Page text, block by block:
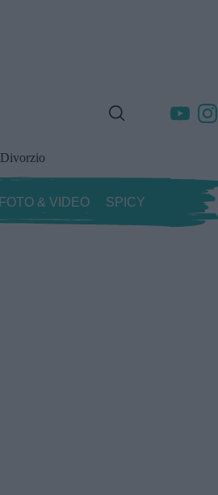
Divorzio
FOTO & VIDEO SPICY